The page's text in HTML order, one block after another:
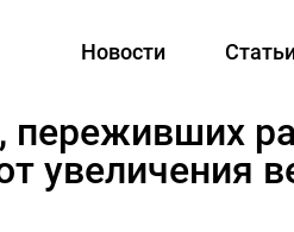
Новости
переживших
увеличения